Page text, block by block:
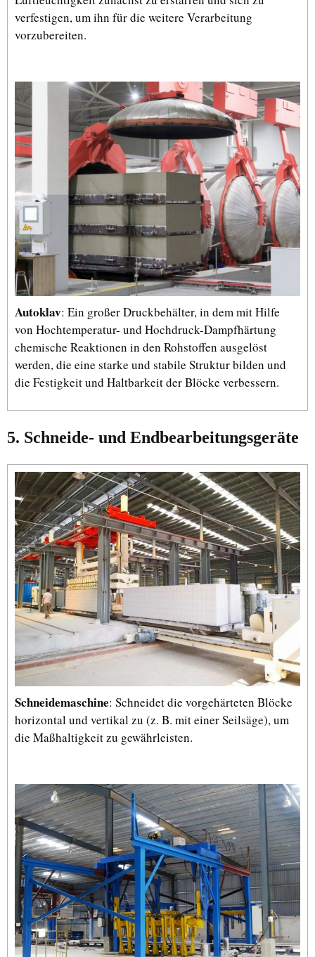
verfestigen, um ihn für die weitere Verarbeitung
vorzubereiten.
Autoklav: Ein großer Druckbehälter, in dem mit Hilfe
von Hochtemperatur- und Hochdruck-Dampfhärtung
chemische Reaktionen in den Rohstoffen ausgelöst
werden, die eine starke und stabile Struktur bilden und
die Festigkeit und Haltbarkeit der Blöcke verbessern.
5. Schneide- und Endbearbeitungsgeräte
Schneidemaschine: Schneidet die vorgehärteten Blöcke
horizontal und vertikal zu (z. B. mit einer Seilsäge), um
die Maßhaltigkeit zu gewährleisten.